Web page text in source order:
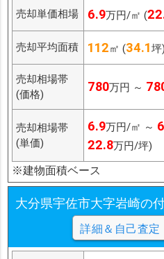
売却単価相場 6.9万円/㎡ (
売却平均面積 112㎡ (34.1坪)
売却相場帯
(価格)
780万円 ～
売却相場帯
(単価)
6.9万円/㎡ ～
22.8万円/坪)
※建物面積ベース
大分県宇佐市大字岩崎の
詳細＆自己査定